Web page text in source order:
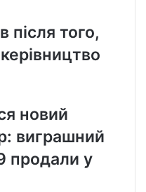
після того,
новий
виграшний
продали у